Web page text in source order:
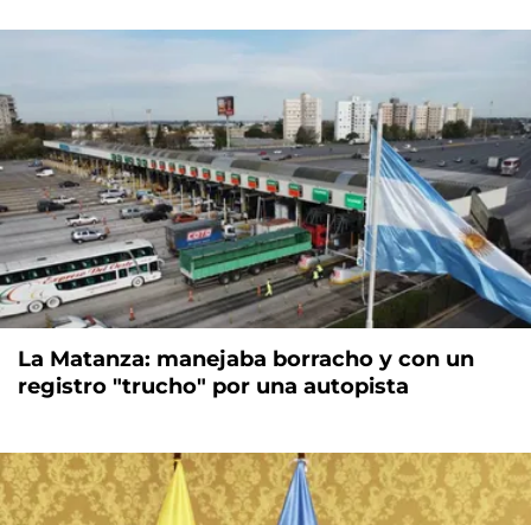
La Matanza: manejaba borracho y con un
registro "trucho" por una autopista